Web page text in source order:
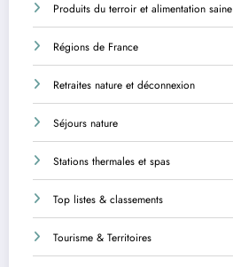
Produits du terroir et alimentation saine
Régions de France
Retraites nature et déconnexion
Séjours nature
Stations thermales et spas
Top listes & classements
Tourisme & Territoires